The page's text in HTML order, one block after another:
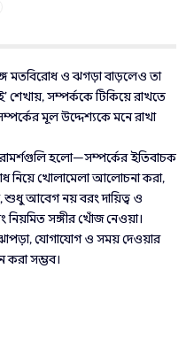
মতবিরোধ ও ঝগড়া বাড়লেও তা
শেখায়, সম্পর্ককে টিকিয়ে রাখতে
মূল উদ্দেশ্যকে মনে রাখা
হলো—সম্পর্কের ইতিবাচক
নিয়ে খোলামেলা আলোচনা করা,
আবেগ নয় বরং দায়িত্ব ও
নিয়মিত সঙ্গীর খোঁজ নেওয়া।
যোগাযোগ ও সময় দেওয়ার
করা সম্ভব।